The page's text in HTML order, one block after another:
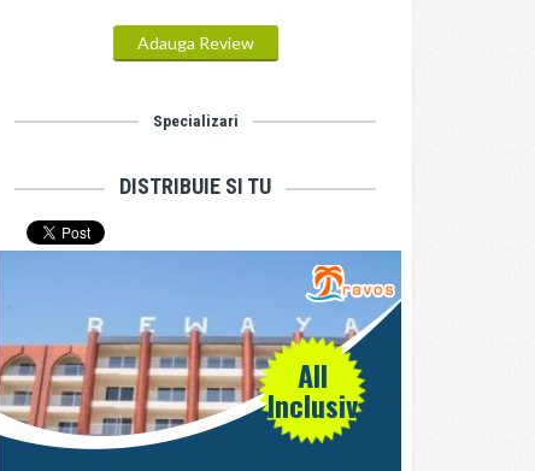
Adauga Review
Specializari
DISTRIBUIE SI TU